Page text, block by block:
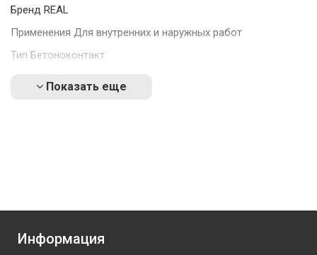
Бренд REAL
Применения Для внутренних и наружных работ
Тип Бетоноконтакт
Показать еще
Информация